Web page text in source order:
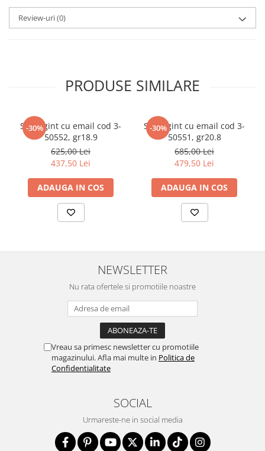
marimea 64
Review-uri(0)
PRODUSE SIMILARE
-30%
Set argint cu email cod 3-
50552, gr18.9
625,00 Lei
437,50 Lei
ADAUGA IN COS
-30%
Set argint cu email cod 3-
50551, gr20.8
685,00 Lei
479,50 Lei
ADAUGA IN COS
NEWSLETTER
Nu rata ofertele si promotiile noastre
Vreau sa primesc newsletter cu promotiile
magazinului. Afla mai multe in Politica de
Confidentialitate
SOCIAL
Urmareste-ne in social media